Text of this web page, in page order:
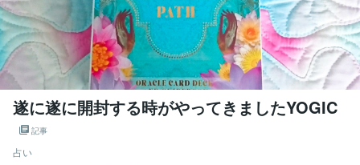
遂に遂に開封する時がやってきましたYOGIC
記事
占い